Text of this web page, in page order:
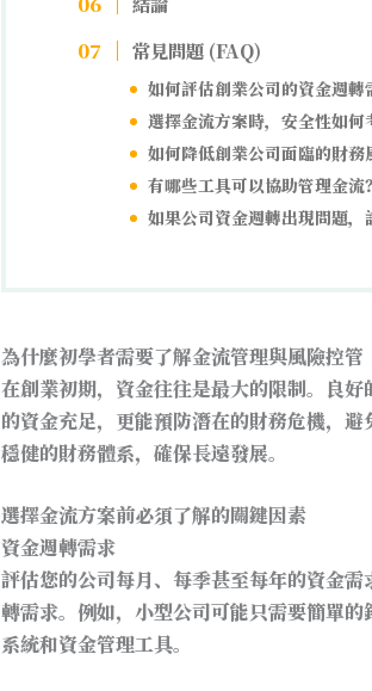
常見問題 (FAQ)
如何評估創業公司的資金週轉
選擇金流方案時，安全性如何
如何降低創業公司面臨的財務
有哪些工具可以協助管理金流？
如果公司資金週轉出現問題，
為什麼初學者需要了解金流管理與風險控管
在創業初期，資金往往是最大的限制。良
的資金充足，更能預防潛在的財務危機，
穩健的財務體系，確保長遠發展。
選擇金流方案前必須了解的關鍵因素
資金週轉需求
評估您的公司每月、每季甚至每年的資金
轉需求。例如，小型公司可能只需要簡單
系統和資金管理工具。